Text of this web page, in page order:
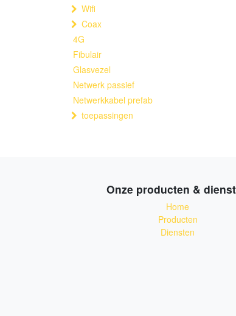
Wifi
Coax
4G
Fibulair
Glasvezel
Netwerk passief
Netwerkkabel prefab
toepassingen
Onze producten &
Home
Producten
Diensten